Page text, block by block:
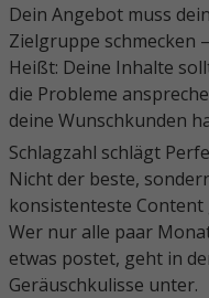
Dein Angebot muss
Zielgruppe schmecken
Heißt: Deine Inhalte
die Probleme
deine Wunschkunden
Schlagzahl schlägt
Nicht der beste,
konsistenteste Content
Wer nur alle paar
etwas postet, geht in
Geräuschkulisse unter.